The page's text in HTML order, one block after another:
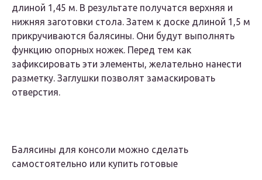
длиной 1,45 м. В результате получатся верхняя и
нижняя заготовки стола. Затем к доске длиной 1,5 м
прикручиваются балясины. Они будут выполнять
функцию опорных ножек. Перед тем как
зафиксировать эти элементы, желательно нанести
разметку. Заглушки позволят замаскировать
отверстия.
Балясины для консоли можно сделать
самостоятельно или купить готовые